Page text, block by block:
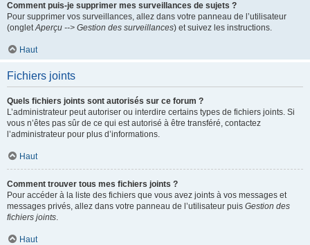
Comment puis-je supprimer mes surveillances de sujets ?
Pour supprimer vos surveillances, allez dans votre panneau de l’utilisateur
(ongletAperçu --> Gestion des surveillances) et suivez les instructions.
Haut
Fichiers joints
Quels fichiers joints sont autorisés sur ce forum ?
L’administrateur peut autoriser ou interdire certains types de fichiers joints. Si
vous n’êtes pas sûr de ce qui est autorisé à être transféré, contactez
l’administrateur pour plus d’informations.
Haut
Comment trouver tous mes fichiers joints ?
Pour accéder à la liste des fichiers que vous avez joints à vos messages et
messages privés, allez dans votre panneau de l’utilisateur puis Gestion des
fichiers joints.
Haut